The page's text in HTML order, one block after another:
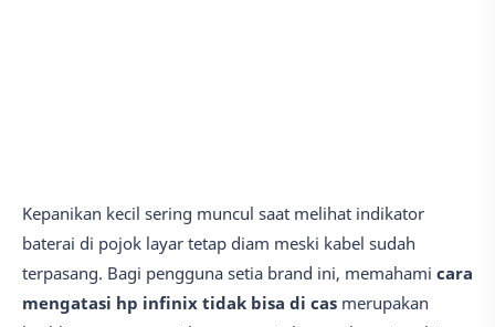
Kepanikan kecil sering muncul saat melihat indikator
baterai di pojok layar tetap diam meski kabel sudah
terpasang. Bagi pengguna setia brand ini, memahami cara
mengatasi hp infinix tidak bisa di cas merupakan